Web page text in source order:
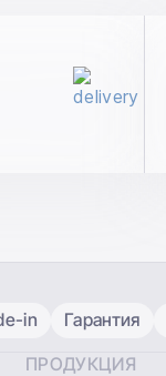
in Гарантия
ПРОДУКЦИЯ